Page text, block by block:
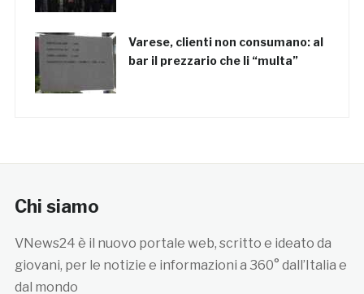
Varese, clienti non consumano: al
bar il prezzario che li “multa”
Chi siamo
VNews24 è il nuovo portale web, scritto e ideato da
giovani, per le notizie e informazioni a 360° dall’Italia e
dal mondo